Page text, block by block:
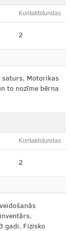
Kontaktstundas
2
Motorikas
to nozīme bērna
Kontaktstundas
2
gadi. Fizisko